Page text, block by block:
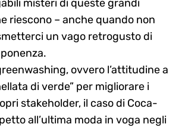
misteri di queste grandi
riescono – anche quando non
un vago retrogusto di
ovvero l’attitudine a
di verde” per migliorare i
stakeholder, il caso di Coca-
all’ultima moda in voga negli